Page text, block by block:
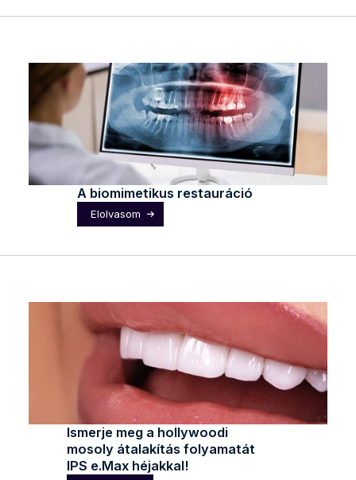
A biomimetikus restauráció
Elolvasom
Ismerje meg a hollywoodi
mosoly átalakítás folyamatát
IPS e.Max héjakkal!